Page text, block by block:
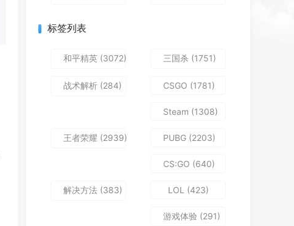
标签列表
和平精英 (3072) 三国杀 (1751)
战术解析 (284) CSGO (1781)
Steam (1308)
王者荣耀 (2939) PUBG (2203)
CS:GO (640)
解决方法 (383) LOL (423)
游戏体验 (291)